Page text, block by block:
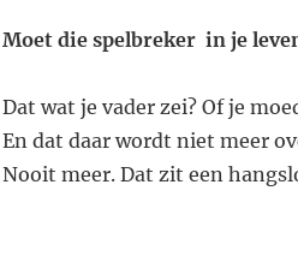
Moet die spelbreker in je
Dat wat je vader zei? Of je
En dat daar wordt niet meer
Nooit meer. Dat zit een